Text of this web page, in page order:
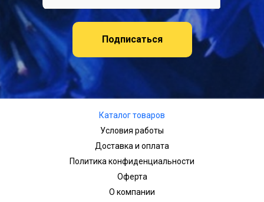
Подписаться
Каталог товаров
Условия работы
Доставка и оплата
Политика конфиденциальности
Оферта
О компании